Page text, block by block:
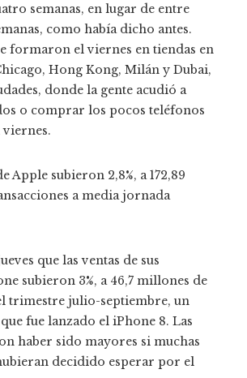
semanas, en lugar de entre
como había dicho antes.
formaron el viernes en tiendas en
Hong Kong, Milán y Dubai,
donde la gente acudió a
o comprar los pocos teléfonos
Apple subieron 2,8%, a 172,89
a media jornada
que las ventas de sus
subieron 3%, a 46,7 millones de
trimestre julio-septiembre, un
fue lanzado el iPhone 8. Las
haber sido mayores si muchas
decidido esperar por el